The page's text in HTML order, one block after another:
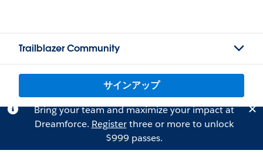
Trailblazer Community
サインアップ
Bring your team and maximize your impact at
Dreamforce. Registerthree or more to unlock
$999 passes.